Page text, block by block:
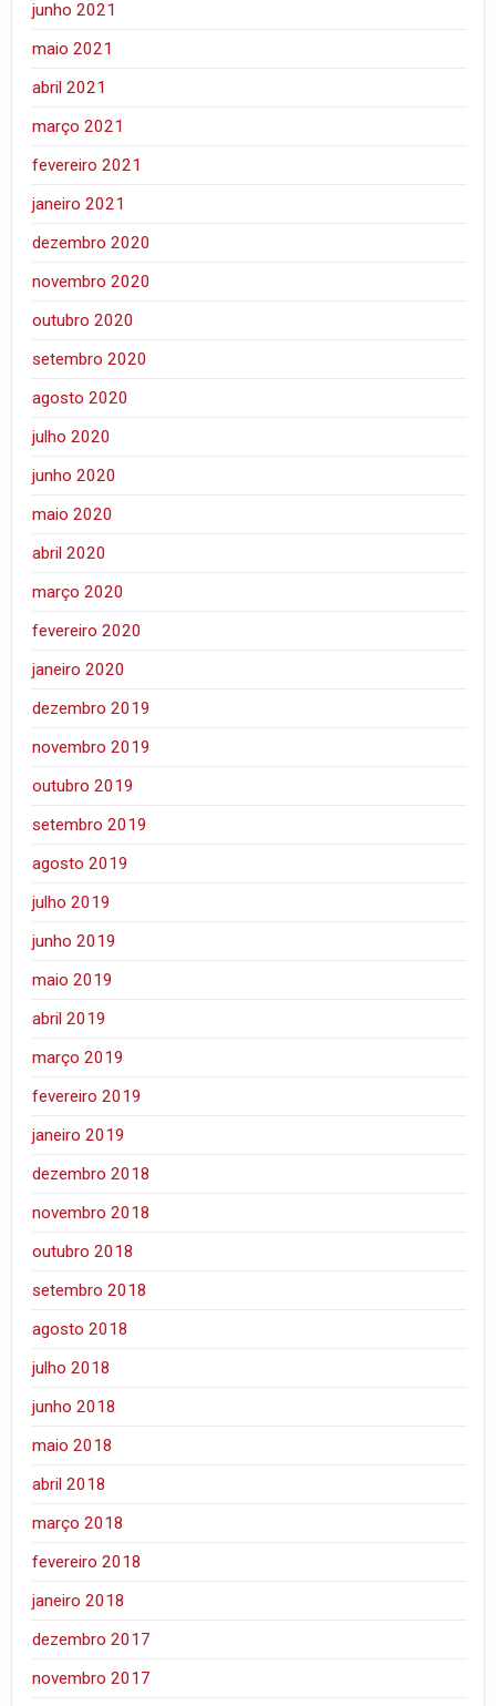
junho 2021
maio 2021
abril 2021
março 2021
fevereiro 2021
janeiro 2021
dezembro 2020
novembro 2020
outubro 2020
setembro 2020
agosto 2020
julho 2020
junho 2020
maio 2020
abril 2020
março 2020
fevereiro 2020
janeiro 2020
dezembro 2019
novembro 2019
outubro 2019
setembro 2019
agosto 2019
julho 2019
junho 2019
maio 2019
abril 2019
março 2019
fevereiro 2019
janeiro 2019
dezembro 2018
novembro 2018
outubro 2018
setembro 2018
agosto 2018
julho 2018
junho 2018
maio 2018
abril 2018
março 2018
fevereiro 2018
janeiro 2018
dezembro 2017
novembro 2017